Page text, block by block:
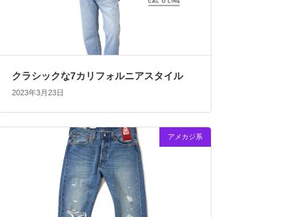
クラシックな7カリフォルニアスタイル
2023年3月23日
アメカジ系